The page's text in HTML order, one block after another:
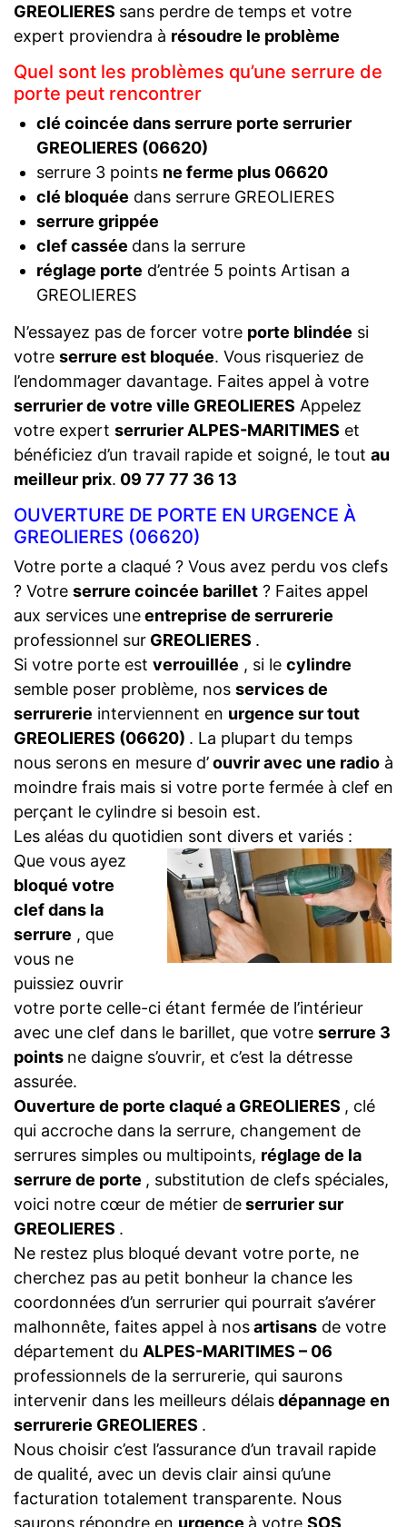
GREOLIERES sans perdre de temps et votre
expert proviendra à résoudre le problème
Quel sont les problèmes qu’une serrure de
porte peut rencontrer
clé coincée dans serrure porte serrurier
GREOLIERES (06620)
serrure 3 points ne ferme plus 06620
clé bloquée dans serrure GREOLIERES
serrure grippée
clef cassée dans la serrure
réglage porte d’entrée 5 points Artisan a
GREOLIERES
N’essayez pas de forcer votre porte blindée si
votre serrure est bloquée. Vous risqueriez de
l’endommager davantage. Faites appel à votre
serrurier de votre ville GREOLIERES Appelez
votre expert serrurier ALPES-MARITIMES et
bénéficiez d’un travail rapide et soigné, le tout au
meilleur prix. 09 77 77 36 13
OUVERTURE DE PORTE EN URGENCE À
GREOLIERES (06620)
Votre porte a claqué ? Vous avez perdu vos clefs
? Votre serrure coincée barillet ? Faites appel
aux services uneentreprise de serrurerie
professionnel sur GREOLIERES .
Si votre porte est verrouillée , si le cylindre
semble poser problème, nos services de
serrurerie interviennent en urgence sur tout
GREOLIERES (06620) . La plupart du temps
nous serons en mesure d’ouvrir avec une radio à
moindre frais mais si votre porte fermée à clef en
perçant le cylindre si besoin est.
Les aléas du quotidien sont divers et variés :
Que vous ayez
bloqué votre
clef dans la
serrure , que
vous ne
puissiez ouvrir
votre porte celle-ci étant fermée de l’intérieur
avec une clef dans le barillet, que votre serrure 3
points ne daigne s’ouvrir, et c’est la détresse
assurée.
Ouverture de porte claqué a GREOLIERES , clé
qui accroche dans la serrure, changement de
serrures simples ou multipoints, réglage de la
serrure de porte , substitution de clefs spéciales,
voici notre cœur de métier deserrurier sur
GREOLIERES .
Ne restez plus bloqué devant votre porte, ne
cherchez pas au petit bonheur la chance les
coordonnées d’un serrurier qui pourrait s’avérer
malhonnête, faites appel à nosartisans de votre
département du ALPES-MARITIMES – 06
professionnels de la serrurerie, qui saurons
intervenir dans les meilleurs délaisdépannage en
serrurerie GREOLIERES .
Nous choisir c’est l’assurance d’un travail rapide
de qualité, avec un devis clair ainsi qu’une
facturation totalement transparente. Nous
saurons répondre en urgence à votre SOS